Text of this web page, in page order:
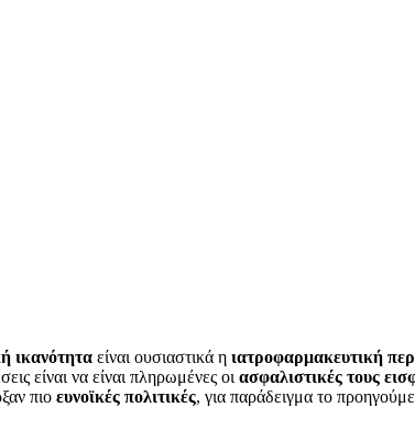
ικανότητα είναι ουσιαστικά η ιατροφαρμακευτική
είναι να είναι πληρωμένες οι ασφαλιστικές τους
πιο ευνοϊκές πολιτικές, για παράδειγμα το